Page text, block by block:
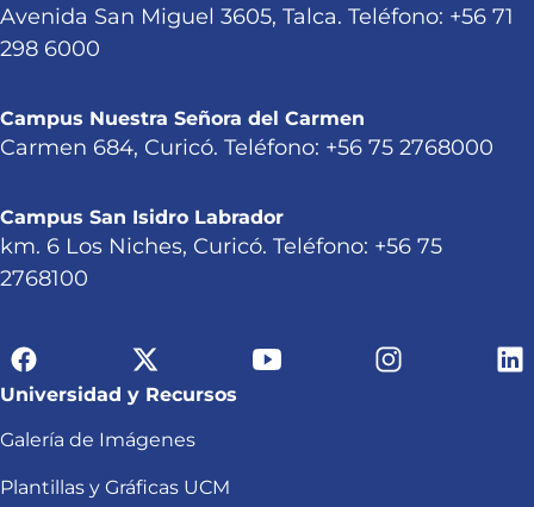
Avenida San Miguel 3605, Talca. Teléfono: +56 71
298 6000
Campus Nuestra Señora del Carmen
Carmen 684, Curicó. Teléfono: +56 75 2768000
Campus San Isidro Labrador
km. 6 Los Niches, Curicó. Teléfono: +56 75
2768100
Universidad y Recursos
Galería de Imágenes
Plantillas y Gráficas UCM